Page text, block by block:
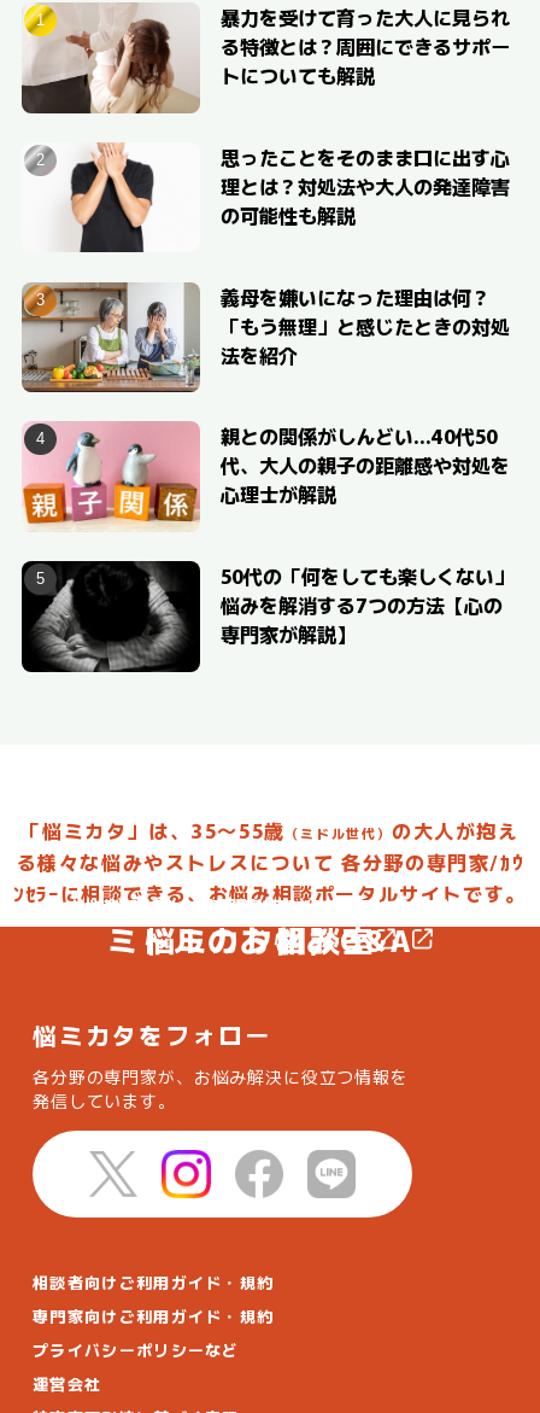
暴力を受けて育った大人に見られ
る特徴とは？周囲にできるサポー
トについても解説
思ったことをそのまま口に出す心
理とは？対処法や大人の発達障害
の可能性も解説
義母を嫌いになった理由は何？
「もう無理」と感じたときの対処
法を紹介
親との関係がしんどい…40代50
代、大人の親子の距離感や対処を
心理士が解説
50代の「何をしても楽しくない」
悩みを解消する7つの方法【心の
専門家が解説】
「悩ミカタ」は、35～55歳 （ミドル世代） の大人が抱え
る様々な悩みやストレスについて 各分野の専門家/ｶｳ
ﾝｾﾗｰに相談できる、お悩み相談ポータルサイトです。
お悩みに合った専門家を選んで相談してみよう
悩ミカタ相談室
お悩みを投稿して専門家からアドバイスしてもらおう
ミドルのお悩みQ&A
悩ミカタをフォロー
各分野の専門家が、お悩み解決に役立つ情報を
発信しています。
相談者向けご利用ガイド・規約
専門家向けご利用ガイド・規約
プライバシーポリシーなど
運営会社